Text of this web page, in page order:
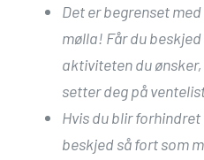
Det er begrenset
mølla! Får du
aktiviteten du
setter deg på
Hvis du blir
beskjed så fort som